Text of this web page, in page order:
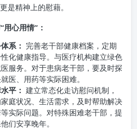
是精神上的慰藉。
用心用情”：
系： 完善老干部健康档案，定期
化健康指导。与医疗机构建立绿色
服务。对于患病老干部，要及时探
医、用药等实际困难。
平： 建立常态化走访慰问机制，
庭状况、生活需求，及时帮助解决
实际问题。对特殊困难老干部，提
们安享晚年。